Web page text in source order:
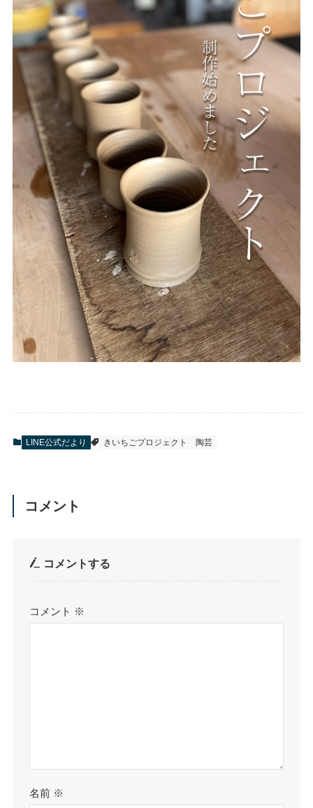
LINE公式だより きいちごプロジェクト 陶芸
コメント
コメントする
コメント ※
名前 ※